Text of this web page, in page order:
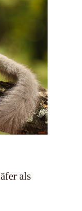
als